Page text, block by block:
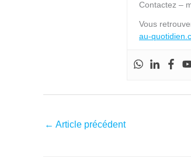
Contactez –
Vous
au-
← Article précédent